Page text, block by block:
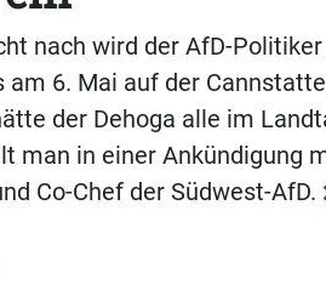
nach wird der AfD-
am 6. Mai auf der
der Dehoga alle im
man in einer Ankündigung
Co-Chef der Südwest-AfD.